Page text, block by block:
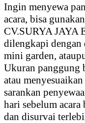
Ingin menyewa
acara, bisa
CV.SURYA JAYA
dilengkapi dengan
mini garden,
Ukuran panggung
atau
sarankan
hari sebelum
dan disurvai